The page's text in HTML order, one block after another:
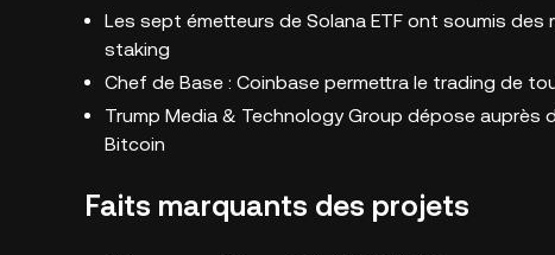
Les sept émetteurs de Solana ETF ont soumis
staking
Chef de Base : Coinbase permettra le trading de
Trump Media & Technology Group dépose auprès
Bitcoin
Faits marquants des projets